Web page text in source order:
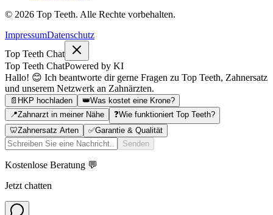
© 2026 Top Teeth. Alle Rechte vorbehalten.
ImpressumDatenschutz
Top Teeth Chat
Top Teeth ChatPowered by KI
Hallo! 😊 Ich beantworte dir gerne Fragen zu Top Teeth, Zahnersatz
und unserem Netzwerk an Zahnärzten.
📄 HKP hochladen 👑Was kostet eine Krone?
📍Zahnarzt in meiner Nähe ❓Wie funktioniert Top Teeth?
🦷Zahnersatz Arten ✅Garantie & Qualität
Senden
Kostenlose Beratung 💬
Jetzt chatten